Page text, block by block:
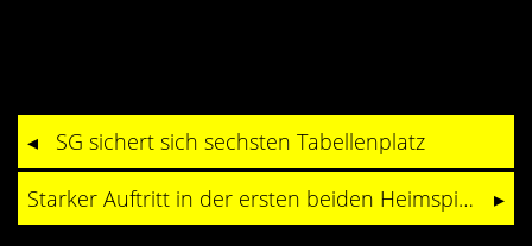
Videos
Bekleidung
SG sichert sich sechsten Tabellenplatz
Starker Auftritt in der ersten beiden Heimspielen